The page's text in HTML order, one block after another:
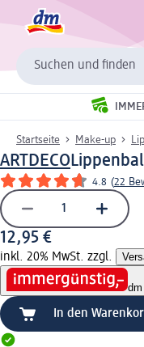
Suchen und finden
Startseite Make-up
ARTDECO
4.8 (22
12,95 €
inkl. 20% MwSt. zzgl.
In den